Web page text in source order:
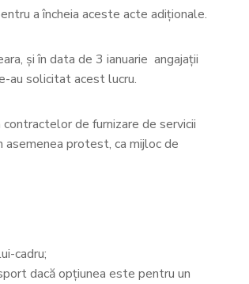
a încheia aceste acte adiționale.
și în data de 3 ianuarie angajații
au solicitat acest lucru.
de furnizare de servicii
protest, ca mijloc de
cadru;
dacă opţiunea este pentru un